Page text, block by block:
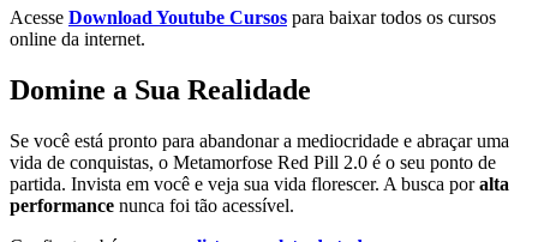
Acesse Download Youtube Cursos para baixar todos os cursos
online da internet.
Domine a Sua Realidade
Se você está pronto para abandonar a mediocridade e abraçar uma
vida de conquistas, o Metamorfose Red Pill 2.0 é o seu ponto de
partida. Invista em você e veja sua vida florescer. A busca poralta
performance nunca foi tão acessível.